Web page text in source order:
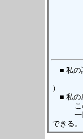
■ 私
）
■ 私
この『
一回の
でき